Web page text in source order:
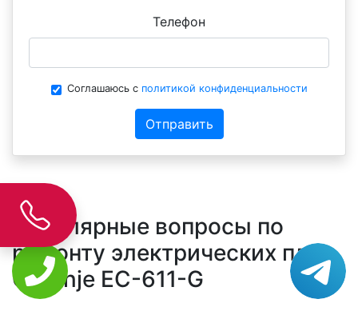
Телефон
Соглашаюсь с политикой конфиденциальности
Отправить
Популярные вопросы по
ремонту электрических плит
Gorenje EC-611-G